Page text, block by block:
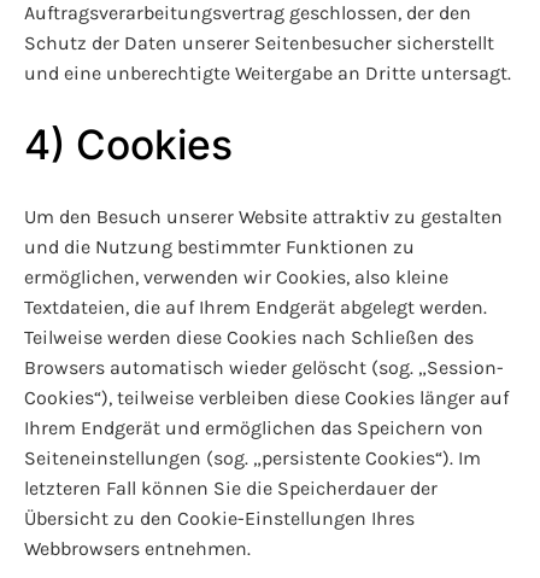
Auftragsverarbeitungsvertrag geschlossen, der den
Schutz der Daten unserer Seitenbesucher sicherstellt
und eine unberechtigte Weitergabe an Dritte untersagt.
4) Cookies
Um den Besuch unserer Website attraktiv zu gestalten
und die Nutzung bestimmter Funktionen zu
ermöglichen, verwenden wir Cookies, also kleine
Textdateien, die auf Ihrem Endgerät abgelegt werden.
Teilweise werden diese Cookies nach Schließen des
Browsers automatisch wieder gelöscht (sog. „Session-
Cookies“), teilweise verbleiben diese Cookies länger auf
Ihrem Endgerät und ermöglichen das Speichern von
Seiteneinstellungen (sog. „persistente Cookies“). Im
letzteren Fall können Sie die Speicherdauer der
Übersicht zu den Cookie-Einstellungen Ihres
Webbrowsers entnehmen.